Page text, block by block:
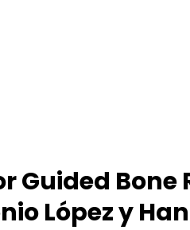
Guided
López y